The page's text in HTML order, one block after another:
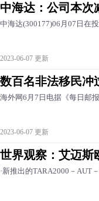
中海达：公司本次
中海达(300177)06月07日在
2023-06-07 更新
数百名非法移民冲
海外网6月7日电据《每日邮
2023-06-07 更新
世界观察：艾迈斯
·新推出的TARA2000－AUT